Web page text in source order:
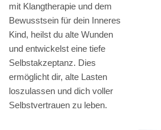
mit Klangtherapie und dem
Bewusstsein für dein Inneres
Kind, heilst du alte Wunden
und entwickelst eine tiefe
Selbstakzeptanz. Dies
ermöglicht dir, alte Lasten
loszulassen und dich voller
Selbstvertrauen zu leben.